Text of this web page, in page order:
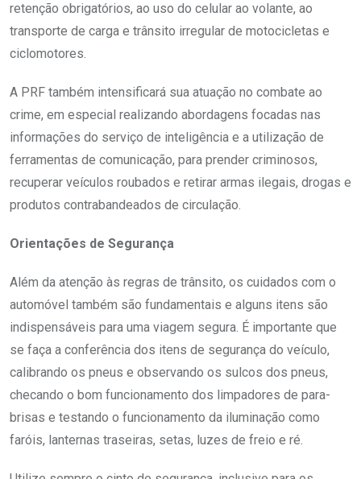
retenção obrigatórios, ao uso do celular ao volante, ao
transporte de carga e trânsito irregular de motocicletas e
ciclomotores.
A PRF também intensificará sua atuação no combate ao
crime, em especial realizando abordagens focadas nas
informações do serviço de inteligência e a utilização de
ferramentas de comunicação, para prender criminosos,
recuperar veículos roubados e retirar armas ilegais, drogas e
produtos contrabandeados de circulação.
Orientações de Segurança
Além da atenção às regras de trânsito, os cuidados com o
automóvel também são fundamentais e alguns itens são
indispensáveis para uma viagem segura. É importante que
se faça a conferência dos itens de segurança do veículo,
calibrando os pneus e observando os sulcos dos pneus,
checando o bom funcionamento dos limpadores de para-
brisas e testando o funcionamento da iluminação como
faróis, lanternas traseiras, setas, luzes de freio e ré.